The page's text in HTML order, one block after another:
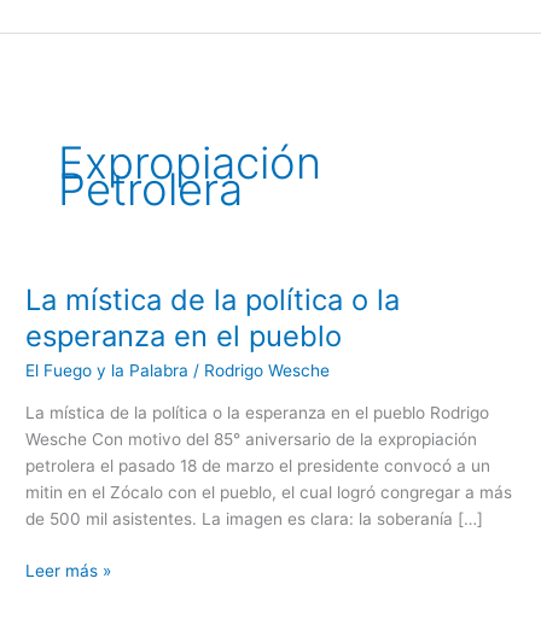
al
Expropiación
Petrolera
La mística de la política o la
esperanza en el pueblo
El Fuego y la Palabra / Rodrigo Wesche
La mística de la política o la esperanza en el pueblo Rodrigo
Wesche Con motivo del 85° aniversario de la expropiación
petrolera el pasado 18 de marzo el presidente convocó a un
mitin en el Zócalo con el pueblo, el cual logró congregar a más
de 500 mil asistentes. La imagen es clara: la soberanía […]
La
de
la
esperanza
Leer más »